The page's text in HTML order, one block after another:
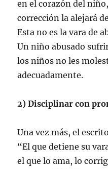
en el corazón del
corrección la alejará
Esta no es la vara de
Un niño abusado
los niños no les
adecuadamente.
2) Disciplinar con
Una vez más, el
“El que detiene su
el que lo ama, lo